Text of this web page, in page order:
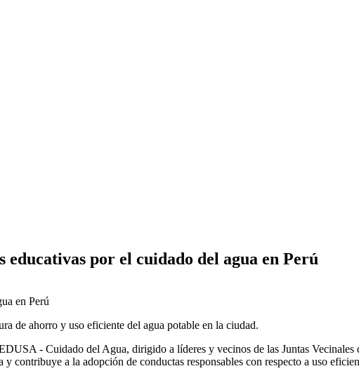
educativas por el cuidado del agua en Perú
de ahorro y uso eficiente del agua potable en la ciudad.
- Cuidado del Agua, dirigido a líderes y vecinos de las Juntas Vecinales
a la adopción de conductas responsables con respecto a uso